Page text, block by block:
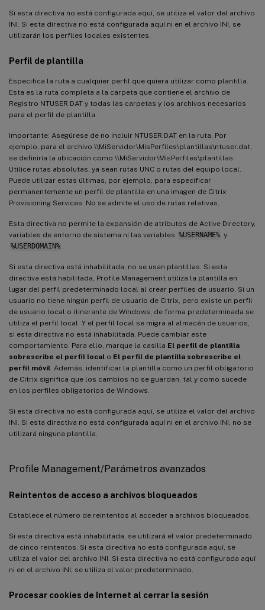
Si esta directiva no está configurada aquí, se utiliza el valor del archivo
INI. Si esta directiva no está configurada aquí ni en el archivo INI, se
utilizarán los perfiles locales existentes.
Perfil de plantilla
Especifica la ruta a cualquier perfil que quiera utilizar como plantilla.
Esta es la ruta completa a la carpeta que contiene el archivo de
Registro NTUSER.DAT y todas las carpetas y los archivos necesarios
para el perfil de plantilla.
Importante: Asegúrese de no incluir NTUSER.DAT en la ruta. Por
ejemplo, para el archivo \\MiServidor\MisPerfiles\plantillas\ntuser.dat,
se definiría la ubicación como \\MiServidor\MisPerfiles\plantillas.
Utilice rutas absolutas, ya sean rutas UNC o rutas del equipo local.
Puede utilizar estas últimas, por ejemplo, para especificar
permanentemente un perfil de plantilla en una imagen de Citrix
Provisioning Services. No se admite el uso de rutas relativas.
Esta directiva no permite la expansión de atributos de Active Directory,
variables de entorno de sistema ni las variables %USERNAME% y
%USERDOMAIN%
Si esta directiva está inhabilitada, no se usan plantillas. Si esta
directiva está habilitada, Profile Management utiliza la plantilla en
lugar del perfil predeterminado local al crear perfiles de usuario. Si un
usuario no tiene ningún perfil de usuario de Citrix, pero existe un perfil
de usuario local o itinerante de Windows, de forma predeterminada se
utiliza el perfil local. Y el perfil local se migra al almacén de usuarios,
si esta directiva no está inhabilitada. Puede cambiar este
comportamiento. Para ello, marque la casilla El perfil de plantilla
sobrescribe el perfil local o El perfil de plantilla sobrescribe el
perfil móvil . Además, identificar la plantilla como un perfil obligatorio
de Citrix significa que los cambios no se guardan, tal y como sucede
en los perfiles obligatorios de Windows.
Si esta directiva no está configurada aquí, se utiliza el valor del archivo
INI. Si esta directiva no está configurada aquí ni en el archivo INI, no se
utilizará ninguna plantilla.
Profile Management/Parámetros avanzados
Reintentos de acceso a archivos bloqueados
Establece el número de reintentos al acceder a archivos bloqueados.
Si esta directiva está inhabilitada, se utilizará el valor predeterminado
de cinco reintentos. Si esta directiva no está configurada aquí, se
utiliza el valor del archivo INI. Si esta directiva no está configurada aquí
ni en el archivo INI, se utiliza el valor predeterminado.
Procesar cookies de Internet al cerrar la sesión